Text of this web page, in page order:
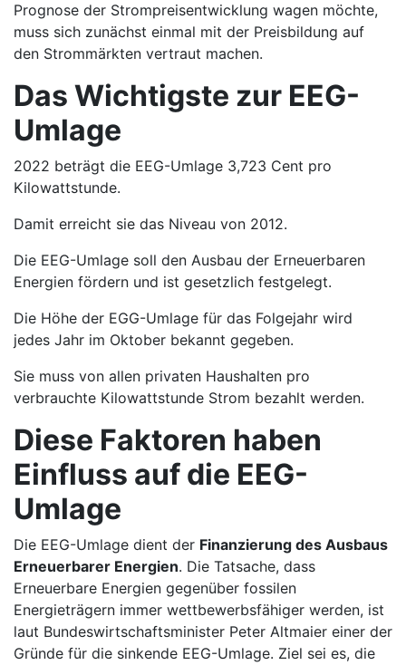
Prognose der Strompreisentwicklung wagen möchte,
muss sich zunächst einmal mit der Preisbildung auf
den Strommärkten vertraut machen.
Das Wichtigste zur EEG-
Umlage
2022 beträgt die EEG-Umlage 3,723 Cent pro
Kilowattstunde.
Damit erreicht sie das Niveau von 2012.
Die EEG-Umlage soll den Ausbau der Erneuerbaren
Energien fördern und ist gesetzlich festgelegt.
Die Höhe der EGG-Umlage für das Folgejahr wird
jedes Jahr im Oktober bekannt gegeben.
Sie muss von allen privaten Haushalten pro
verbrauchte Kilowattstunde Strom bezahlt werden.
Diese Faktoren haben
Einfluss auf die EEG-
Umlage
Die EEG-Umlage dient der Finanzierung des Ausbaus
Erneuerbarer Energien. Die Tatsache, dass
Erneuerbare Energien gegenüber fossilen
Energieträgern immer wettbewerbsfähiger werden, ist
laut Bundeswirtschaftsminister Peter Altmaier einer der
Gründe für die sinkende EEG-Umlage. Ziel sei es, die